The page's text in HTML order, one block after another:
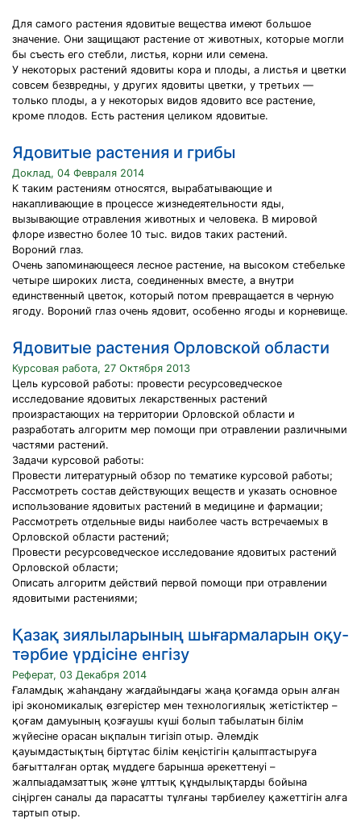
Для самого растения ядовитые вещества имеют большое
значение. Они защищают растение от животных, которые могли
бы съесть его стебли, листья, корни или семена.
У некоторых растений ядовиты кора и плоды, а листья и цветки
совсем безвредны, у других ядовиты цветки, у третьих —
только плоды, а у некоторых видов ядовито все растение,
кроме плодов. Есть растения целиком ядовитые.
Ядовитые растения и грибы
Доклад, 04 Февраля 2014
К таким растениям относятся, вырабатывающие и
накапливающие в процессе жизнедеятельности яды,
вызывающие отравления животных и человека. В мировой
флоре известно более 10 тыс. видов таких растений.
Вороний глаз.
Очень запоминающееся лесное растение, на высоком стебельке
четыре широких листа, соединенных вместе, а внутри
единственный цветок, который потом превращается в черную
ягоду. Вороний глаз очень ядовит, особенно ягоды и корневище.
Ядовитые растения Орловской области
Курсовая работа, 27 Октября 2013
Цель курсовой работы: провести ресурсоведческое
исследование ядовитых лекарственных растений
произрастающих на территории Орловской области и
разработать алгоритм мер помощи при отравлении различными
частями растений.
Задачи курсовой работы:
Провести литературный обзор по тематике курсовой работы;
Рассмотреть состав действующих веществ и указать основное
использование ядовитых растений в медицине и фармации;
Рассмотреть отдельные виды наиболее часть встречаемых в
Орловской области растений;
Провести ресурсоведческое исследование ядовитых растений
Орловской области;
Описать алгоритм действий первой помощи при отравлении
ядовитыми растениями;
Қазақ зиялыларының шығармаларын оқу-
тәрбие үрдісіне енгізу
Реферат, 03 Декабря 2014
Ғаламдық жаһандану жағдайындағы жаңа қоғамда орын алған
iрi экономикалық өзгерiстер мен технологиялық жетiстiктер –
қоғам дамуының қозғаушы күшi болып табылатын бiлiм
жүйесiне орасан ықпалын тигiзiп отыр. Әлемдiк
қауымдастықтың бiртұтас бiлiм кеңiстiгiн қалыптастыруға
бағытталған ортақ мүддеге барынша әрекеттенуi –
жалпыадамзаттық және ұлттық құндылықтарды бойына
сiңiрген саналы да парасатты тұлғаны тәрбиелеу қажеттiгiн алға
тартып отыр.